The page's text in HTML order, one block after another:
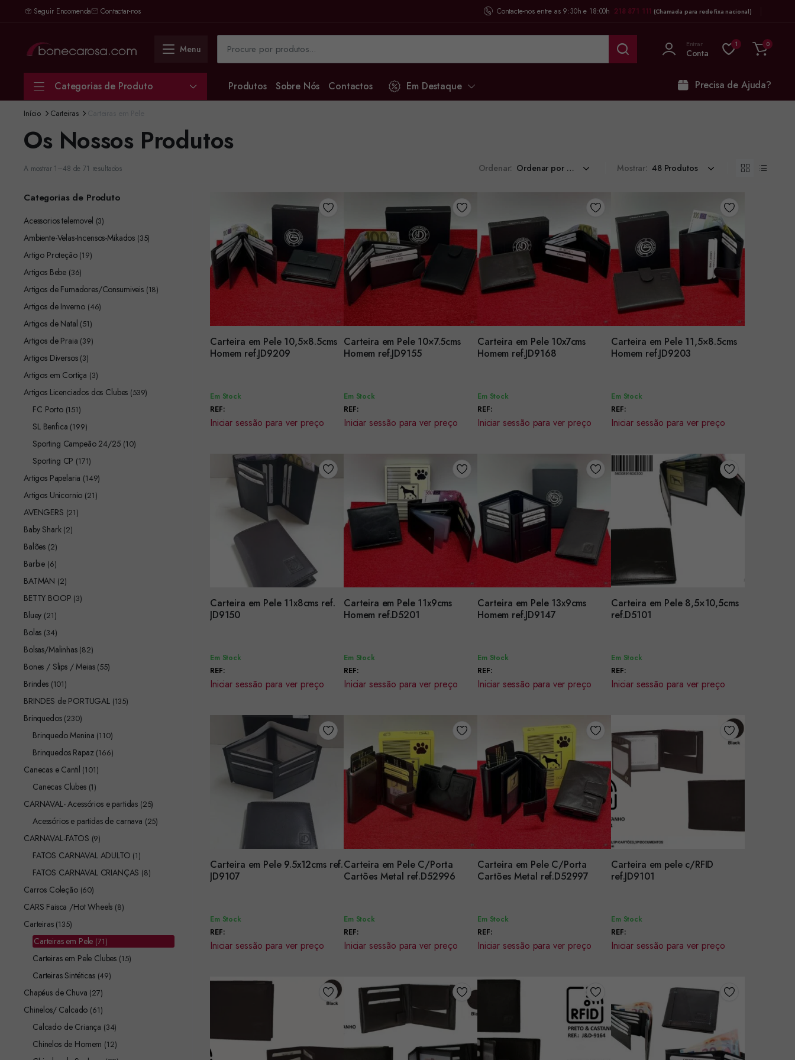
Seguir Encomenda Contactar-nos Contacte-nos entre as 9:30h e 18:00h 218 871 111 (Chamada para rede fixa nacional)
Menu Entrar
Conta
1 0
Categorias de Produto Produtos Sobre Nós Contactos Em Destaque Precisa de Ajuda?
Início Carteiras
Os Nossos Produtos
A mostrar 1–48 de 71 resultados Ordenar: Mostrar:
Carteira em Pele 10,5×8.5cms
Homem ref.JD9209
Encomendar
Em Stock
REF:
Iniciar sessão para ver preço
Carteira em Pele 10×7.5cms
Homem ref.JD9155
Encomendar
Em Stock
REF:
Iniciar sessão para ver preço
Carteira em Pele 10x7cms
Homem ref.JD9168
Encomendar
Em Stock
REF:
Iniciar sessão para ver preço
Carteira em Pele 11,5×8.5cms
Homem ref.JD9203
Encomendar
Em Stock
REF:
Iniciar sessão para ver preço
Carteira em Pele 11x8cms ref.
JD9150
Encomendar
Em Stock
REF:
Iniciar sessão para ver preço
Carteira em Pele 11x9cms
Homem ref.D5201
Encomendar
Em Stock
REF:
Iniciar sessão para ver preço
Carteira em Pele 13x9cms
Homem ref.JD9147
Encomendar
Em Stock
REF:
Iniciar sessão para ver preço
Carteira em Pele 8,5×10,5cms
ref.D5101
Encomendar
Em Stock
REF:
Iniciar sessão para ver preço
Carteira em Pele 9.5x12cms ref.
JD9107
Encomendar
Em Stock
REF:
Iniciar sessão para ver preço
Carteira em Pele C/Porta
Cartões Metal ref.D52996
Encomendar
Em Stock
REF:
Iniciar sessão para ver preço
Carteira em Pele C/Porta
Cartões Metal ref.D52997
Encomendar
Em Stock
REF:
Iniciar sessão para ver preço
Carteira em pele c/RFID
ref.JD9101
Encomendar
Em Stock
REF:
Iniciar sessão para ver preço
Categorias de Produto
Acessorios telemovel (3)
Ambiente-Velas-Incensos-Mikados (35)
Artigo Proteção (19)
Artigos Bebe (36)
Artigos de Fumadores/Consumiveis (18)
Artigos de Inverno (46)
Artigos de Natal (51)
Artigos de Praia (39)
Artigos Diversos (3)
Artigos em Cortiça (3)
Artigos Licenciados dos Clubes (539)
FC Porto (151)
SL Benfica (199)
Sporting Campeão 24/25 (10)
Sporting CP (171)
Artigos Papelaria (149)
Artigos Unicornio (21)
AVENGERS (21)
Baby Shark (2)
Balões (2)
Barbie (6)
BATMAN (2)
BETTY BOOP (3)
Bluey (21)
Bolas (34)
Bolsas/Malinhas (82)
Bones / Slips / Meias (55)
Brindes (101)
BRINDES de PORTUGAL (135)
Brinquedos (230)
Brinquedo Menina (110)
Brinquedos Rapaz (166)
Canecas e Cantil (101)
Canecas Clubes (1)
CARNAVAL- Acessórios e partidas (25)
Acessórios e partidas de carnava (25)
CARNAVAL-FATOS (9)
FATOS CARNAVAL ADULTO (1)
FATOS CARNAVAL CRIANÇAS (8)
Carros Coleção (60)
CARS Faisca /Hot Wheels (8)
Carteiras (135)
Carteiras em Pele (71)
Carteiras em Pele Clubes (15)
Carteiras Sintéticas (49)
Chapéus de Chuva (27)
Chinelos/ Calcado (61)
Calcado de Criança (34)
Chinelos de Homem (12)